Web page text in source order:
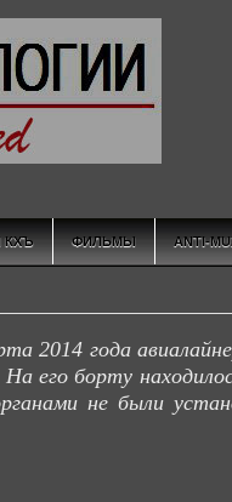
КХЪ ФИЛЬМЫ ANTI-
года
борту
не были